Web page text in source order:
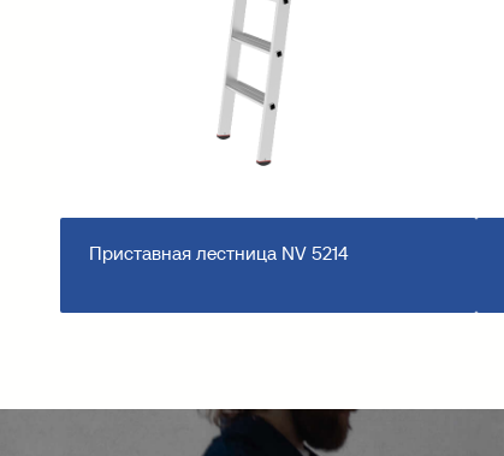
Приставная лестница NV 5214